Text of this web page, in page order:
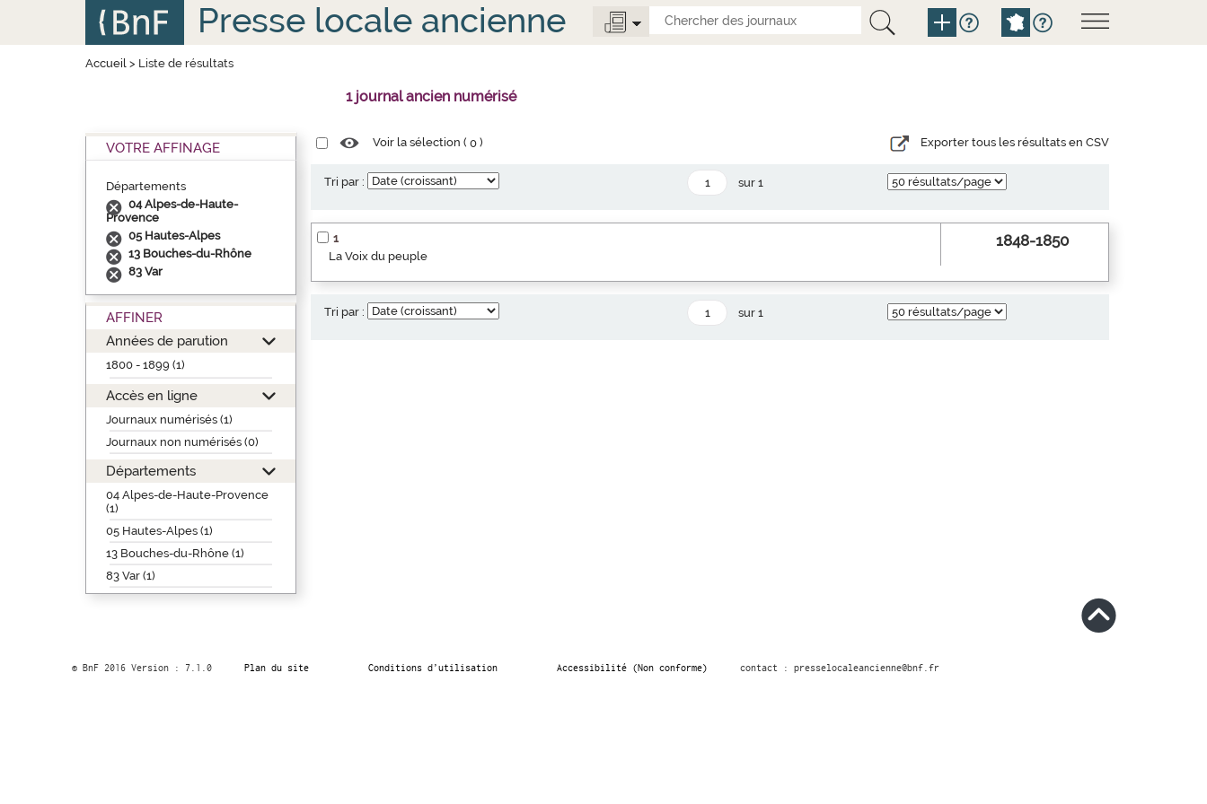
Presse locale ancienne
Accueil> Liste de résultats
1 journal ancien numérisé
VOTRE AFFINAGE
Départements
04 Alpes-de-Haute-
Provence
05 Hautes-Alpes
13 Bouches-du-Rhône
83 Var
AFFINER
Années de parution
1800 - 1899 (1)
Accès en ligne
Journaux numérisés (1)
Journaux non numérisés (0)
Départements
04 Alpes-de-Haute-Provence
(1)
05 Hautes-Alpes (1)
13 Bouches-du-Rhône (1)
83 Var (1)
Voir la sélection (0 ) Exporter tous les résultats en CSV
Tri par : sur 1
1
La Voix du peuple
1848-1850
Tri par : sur 1
© BnF 2016 Version : 7.1.0 Plan du site Conditions d’utilisation Accessibilité (Non conforme) contact : presselocaleancienne@bnf.fr
Panneau de gestion des cookies